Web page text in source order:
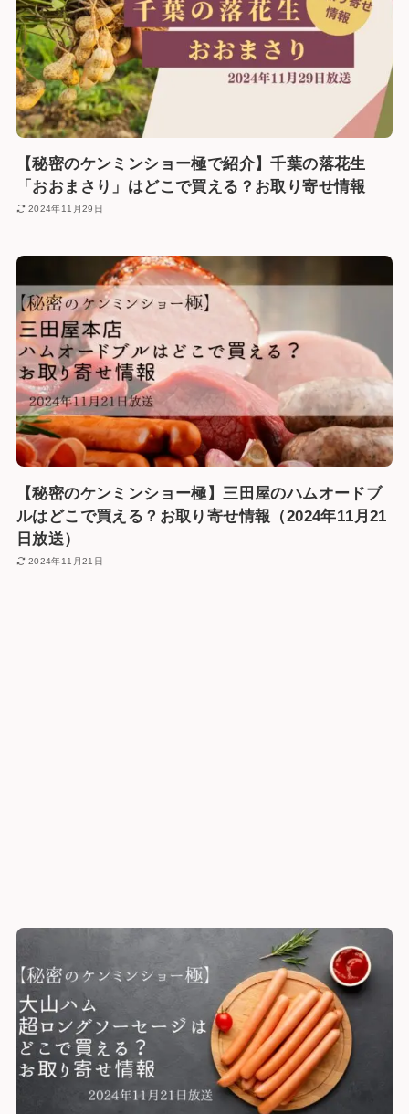
【秘密のケンミンショー極で紹介】千葉の落花生
「おおまさり」はどこで買える？お取り寄せ情報
2024年11月29日
【秘密のケンミンショー極】三田屋のハムオードブ
ルはどこで買える？お取り寄せ情報（2024年11月21
日放送）
2024年11月21日